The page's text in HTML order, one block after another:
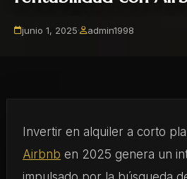
junio 1, 2025· admin1998
Invertir en alquiler a corto
Airbnb en 2025 genera un